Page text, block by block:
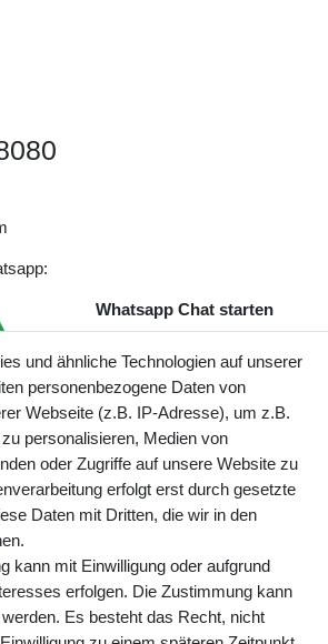
Whatsapp Chat starten
MwSt. und zzgl. Service- und
- Keine Angebote
verpassen!
und ähnliche Technologien auf unserer
personenbezogene Daten von
Webseite (z.B. IP-Adresse), um z.B.
personalisieren, Medien von
oder Zugriffe auf unsere Website zu
erfolgt erst durch gesetzte
Daten mit Dritten, die wir in den
kann mit Einwilligung oder aufgrund
erfolgen. Die Zustimmung kann
Es besteht das Recht, nicht